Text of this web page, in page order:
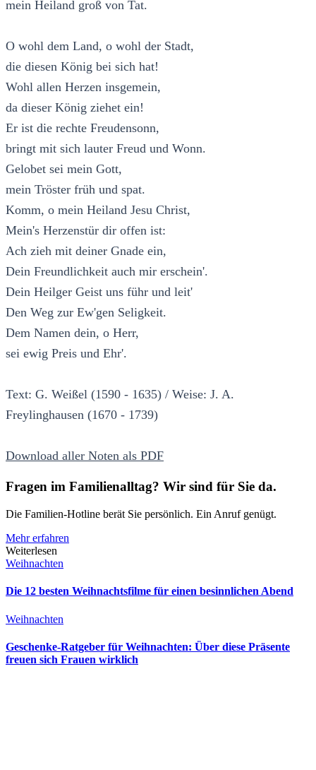
mein Heiland groß von Tat.
O wohl dem Land, o wohl der Stadt,
die diesen König bei sich hat!
Wohl allen Herzen insgemein,
da dieser König ziehet ein!
Er ist die rechte Freudensonn,
bringt mit sich lauter Freud und Wonn.
Gelobet sei mein Gott,
mein Tröster früh und spat.
Komm, o mein Heiland Jesu Christ,
Mein's Herzenstür dir offen ist:
Ach zieh mit deiner Gnade ein,
Dein Freundlichkeit auch mir erschein'.
Dein Heilger Geist uns führ und leit'
Den Weg zur Ew'gen Seligkeit.
Dem Namen dein, o Herr,
sei ewig Preis und Ehr'.
Text: G. Weißel (1590 - 1635) / Weise: J. A.
Freylinghausen (1670 - 1739)
Download aller Noten als PDF
Fragen im Familienalltag? Wir sind für Sie da.
Die Familien-Hotline berät Sie persönlich. Ein Anruf genügt.
Mehr erfahren
Weiterlesen
Weihnachten
Die 12 besten Weihnachtsfilme für einen besinnlichen Abend
Weihnachten
Geschenke-Ratgeber für Weihnachten: Über diese Präsente
freuen sich Frauen wirklich